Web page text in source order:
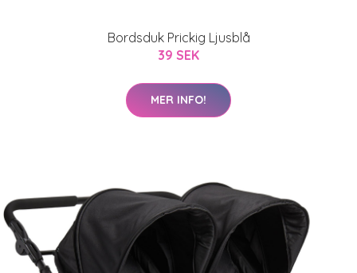
Bordsduk Prickig Ljusblå
39 SEK
MER INFO!